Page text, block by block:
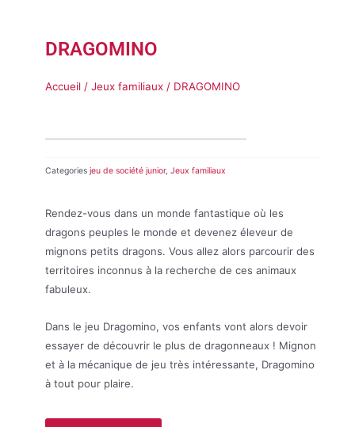
DRAGOMINO
Accueil/ Jeux familiaux/ DRAGOMINO
Categories jeu de société junior, Jeux familiaux
Rendez-vous dans un monde fantastique où les
dragons peuples le monde et devenez éleveur de
mignons petits dragons. Vous allez alors parcourir des
territoires inconnus à la recherche de ces animaux
fabuleux.
Dans le jeu Dragomino, vos enfants vont alors devoir
essayer de découvrir le plus de dragonneaux ! Mignon
et à la mécanique de jeu très intéressante, Dragomino
à tout pour plaire.